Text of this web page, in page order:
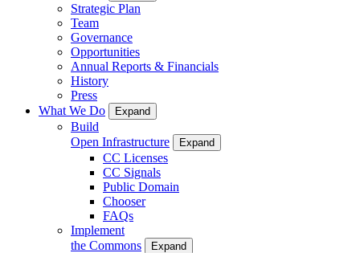
Strategic Plan
Team
Governance
Opportunities
Annual Reports & Financials
History
Press
What We Do
Expand
Build
Open Infrastructure
Expand
CC Licenses
CC Signals
Public Domain
Chooser
FAQs
Implement
the Commons
Expand